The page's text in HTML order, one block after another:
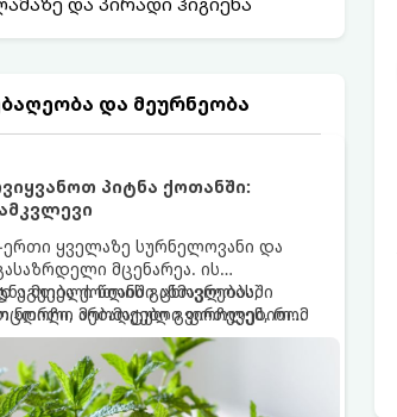
და მეურნეობა
პიტნა ქოთანში:
ყველაზე სურნელოვანი და
მცენარეა. ის
ეგუება ქოთანში ცხოვრებას,
მებაღეები გვირჩევენ, რომ
ქოთანში მოვიყვანოთ, რადგან
(ბაღში) დარგვისას ის ფესვებით
ვრცელდება და სხვა
ავიწროებს.
მთელი წლის განმავლობაში
ნორჩი, არომატული ფოთლებით
თუ კერძებისთვის.